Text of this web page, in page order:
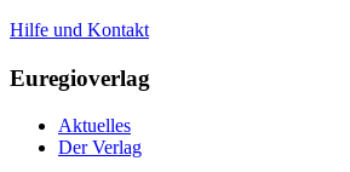
Hilfe und Kontakt
Euregioverlag
Aktuelles
Der Verlag